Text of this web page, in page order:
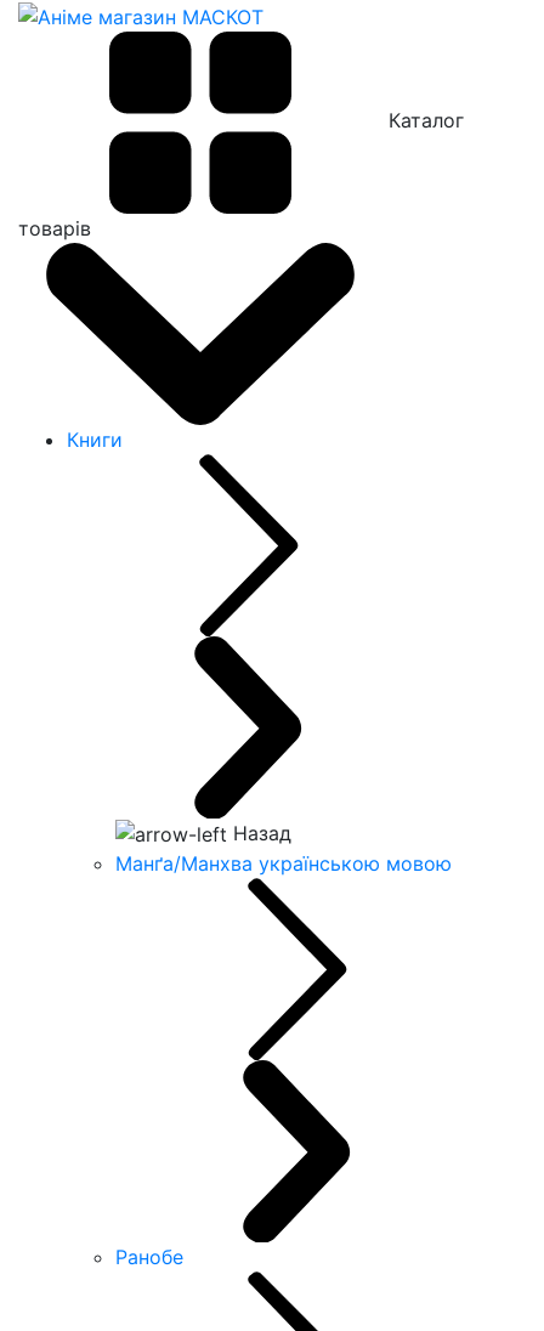
Каталог
товарів
Книги
Назад
Манґа/Манхва українською мовою
Ранобе